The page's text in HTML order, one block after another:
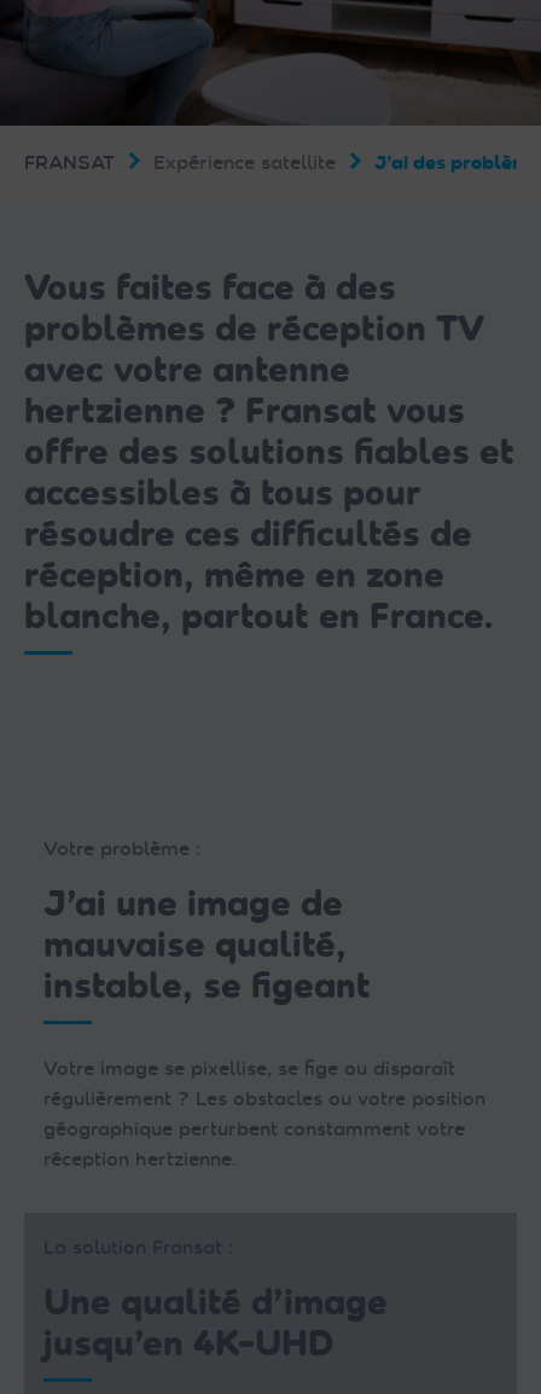
FRANSAT Expérience satellite J’ai des
Vous faites face à des
problèmes de réception TV
avec votre antenne
hertzienne ? Fransat vous
offre des solutions fiables et
accessibles à tous pour
résoudre ces difficultés de
réception, même en zone
blanche, partout en France.
Votre problème :
J’ai une image de
mauvaise qualité,
instable, se figeant
Votre image se pixellise, se fige ou disparaît
régulièrement ? Les obstacles ou votre position
géographique perturbent constamment votre
réception hertzienne.
Une qualité d’image
jusqu’en 4K-UHD